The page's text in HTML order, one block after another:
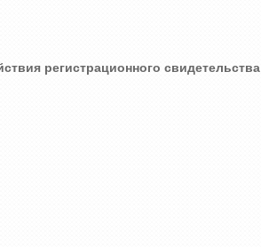
регистрационного свидетельства